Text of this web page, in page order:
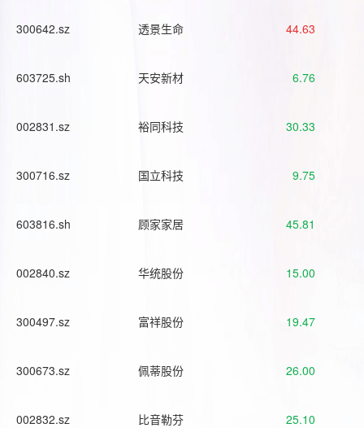
300642.sz 透景生命 44.63
603725.sh 天安新材 6.76
002831.sz 裕同科技 30.33
300716.sz 国立科技 9.75
603816.sh 顾家家居 45.81
002840.sz 华统股份 15.00
300497.sz 富祥股份 19.47
300673.sz 佩蒂股份 26.00
002832.sz 比音勒芬 25.10